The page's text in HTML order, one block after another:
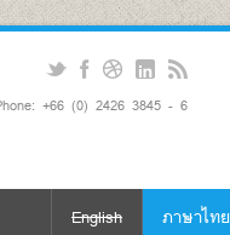
+66 (0) 2426 3845 - 6
English ภาษาไทย